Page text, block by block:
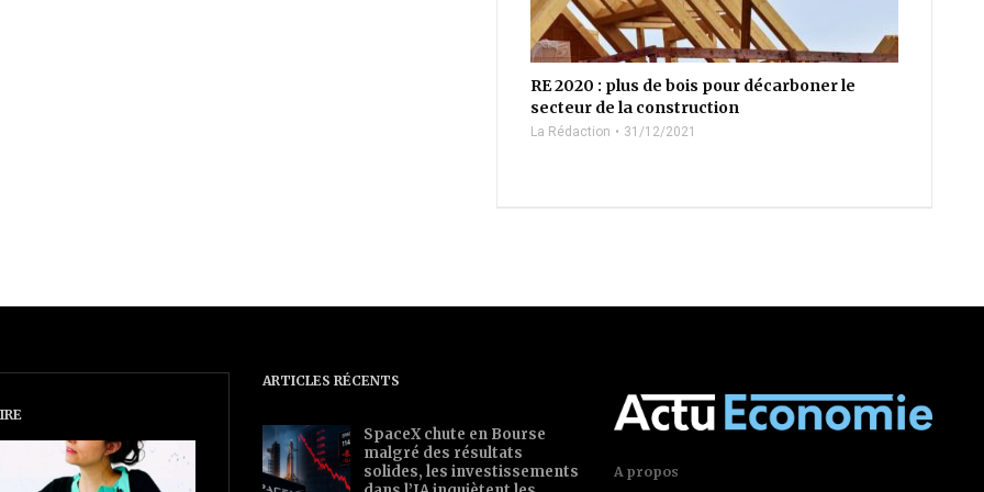
RE 2020 : plus de bois pour décarboner le
secteur de la construction
La Rédaction 31/12/2021
ARTICLES RÉCENTS
SpaceX chute en Bourse
malgré des résultats
solides, les investissements
A propos